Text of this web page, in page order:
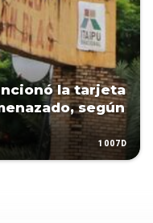
la tarjeta
según
1007D